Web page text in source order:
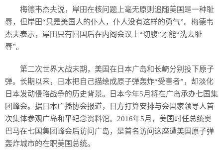
梅德韦杰夫说，岸田在核问题上毫无原则追随美国是一种耻
辱，但岸田“只是美国人的仆人，仆人没有这样的勇气”。梅德韦
杰夫表示，岸田只有回国后在内阁会议上“切腹”才能“洗去耻
辱”。
第二次世界大战末期，美国在日本广岛和长崎分别投下原子
弹。长期以来，日本把自己描绘成原子弹轰炸“受害者”，却淡化
日本发动侵略战争的历史背景。日本今年5月将在广岛承办七国集
团峰会。据日本广播协会报道，日方打算安排与会国家领导人首
次集体参观广岛和平纪念资料馆。2016年5月，美国时任总统奥
巴马在七国集团峰会后访问广岛，是首名访问这座遭美国原子弹
轰炸城市的在职美国总统。